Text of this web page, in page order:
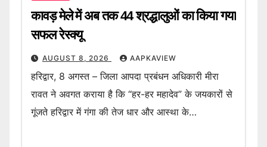
कावड़ मेले में अब तक 44 श्रद्धालुओं का किया गया
सफल रेस्क्यू
AUGUST 8, 2026 AAPKAVIEW
हरिद्वार, 8 अगस्त – जिला आपदा प्रबंधन अधिकारी मीरा
रावत ने अवगत कराया है कि “हर-हर महादेव” के जयकारों से
गूंजते हरिद्वार में गंगा की तेज धार और आस्था के…